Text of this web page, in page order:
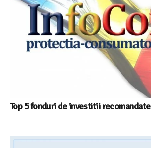
Top 5 fonduri de investitii recomandate